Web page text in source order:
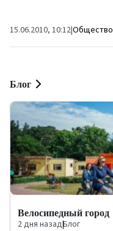
15.06.2010, 10:12|Общество
Блог
Велосипедный город
2 дня назад|Блог